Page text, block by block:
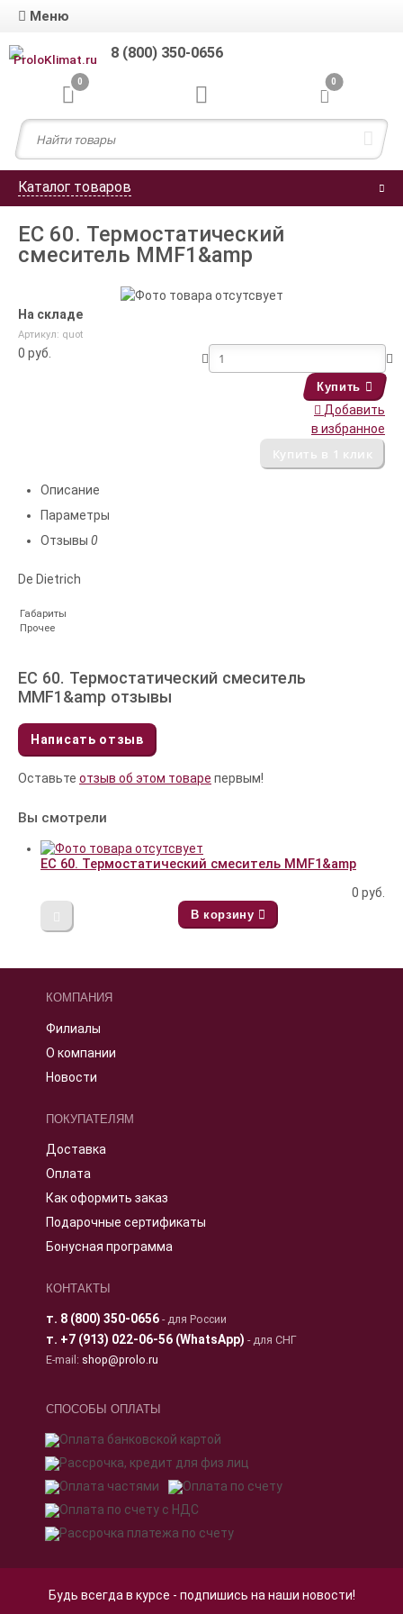
Меню
8 (800) 350-0656
0 0
Каталог товаров
EC 60. Термостатический
смеситель MMF1&amp
На складе
Артикул: quot
0 руб.
Купить
Добавить
в избранное
Описание
Параметры
Отзывы 0
De Dietrich
Габариты
Прочее
EC 60. Термостатический смеситель
MMF1&amp отзывы
Написать отзыв
Оставьте отзыв об этом товаре первым!
Вы смотрели
EC 60. Термостатический смеситель MMF1&amp
0 руб.
В корзину
КОМПАНИЯ
Филиалы
О компании
Новости
ПОКУПАТЕЛЯМ
Доставка
Оплата
Как оформить заказ
Подарочные сертификаты
Бонусная программа
КОНТАКТЫ
т. 8 (800) 350-0656- для России
т. +7 (913) 022-06-56 (WhatsApp) - для СНГ
E-mail: shop@prolo.ru
СПОСОБЫ ОПЛАТЫ
Будь всегда в курсе - подпишись на наши новости!